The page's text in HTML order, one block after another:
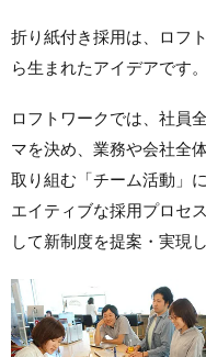
折り紙付き採用は、ロフ
ら生まれたアイデアです。
ロフトワークでは、社員
マを決め、業務や会社全
取り組む「チーム活動」
エイティブな採用プロセ
して新制度を提案・実現